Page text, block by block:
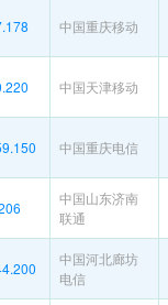
中国重庆移动
中国天津移动
中国重庆电信
中国山东济南
联通
中国河北廊坊
电信